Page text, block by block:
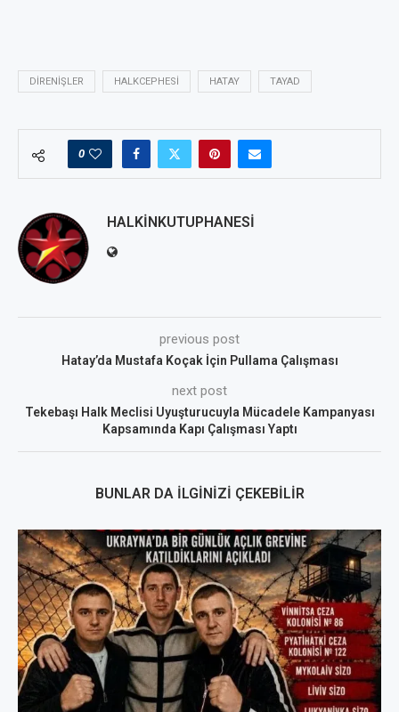
DIRENIŞLER HALKCEPHESI HATAY TAYAD
0
HALKINKUTUPHANESI
previous post
Hatay’da Mustafa Koçak İçin Pullama Çalışması
next post
Tekebaşı Halk Meclisi Uyuşturucuyla Mücadele Kampanyası
Kapsamında Kapı Çalışması Yaptı
BUNLAR DA İLGINIZI ÇEKEBILIR